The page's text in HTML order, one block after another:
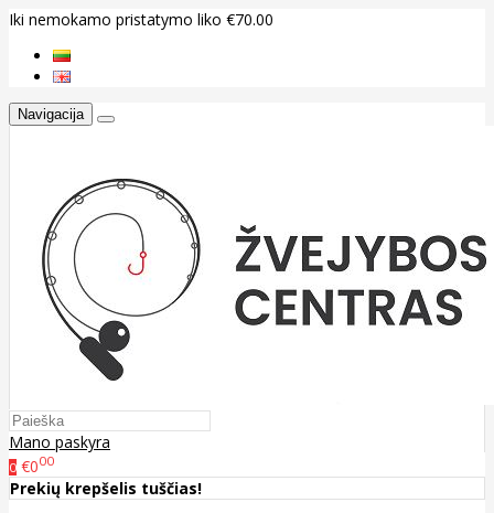
Iki nemokamo pristatymo liko €70.00
Navigacija
Mano paskyra
0 €000
Prekių krepšelis tuščias!